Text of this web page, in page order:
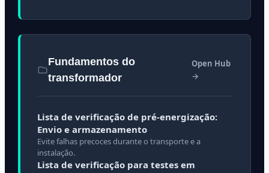
Fundamentos do
transformador
Open Hub
→
Lista de verificação de pré-energização:
Envio e armazenamento
Evite falhas precoces durante o transporte e a
instalação.
Lista de verificação para testes em